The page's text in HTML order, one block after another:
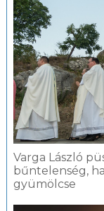
Varga László
bűntelenség,
gyümölcse